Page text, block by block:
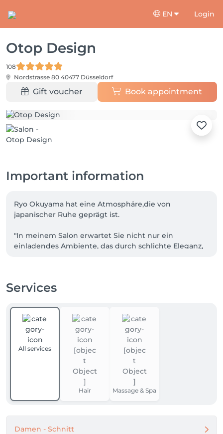
EN Login
Otop Design
108
Nordstrasse 80 40477 Düsseldorf
Gift voucher Book appointment
Important information
Ryo Okuyama hat eine Atmosphäre,die von
japanischer Ruhe geprägt ist.
"In meinem Salon erwartet Sie nicht nur ein
einladendes Ambiente, das durch schlichte Eleganz,
Styling-Erlebnis, das unseren Kunden eine
Ich freue mich darauf,Sie bald bei uns begrüßen zu
dürfen!
Services
All services
Hair Massage & Spa
Damen - Schnitt